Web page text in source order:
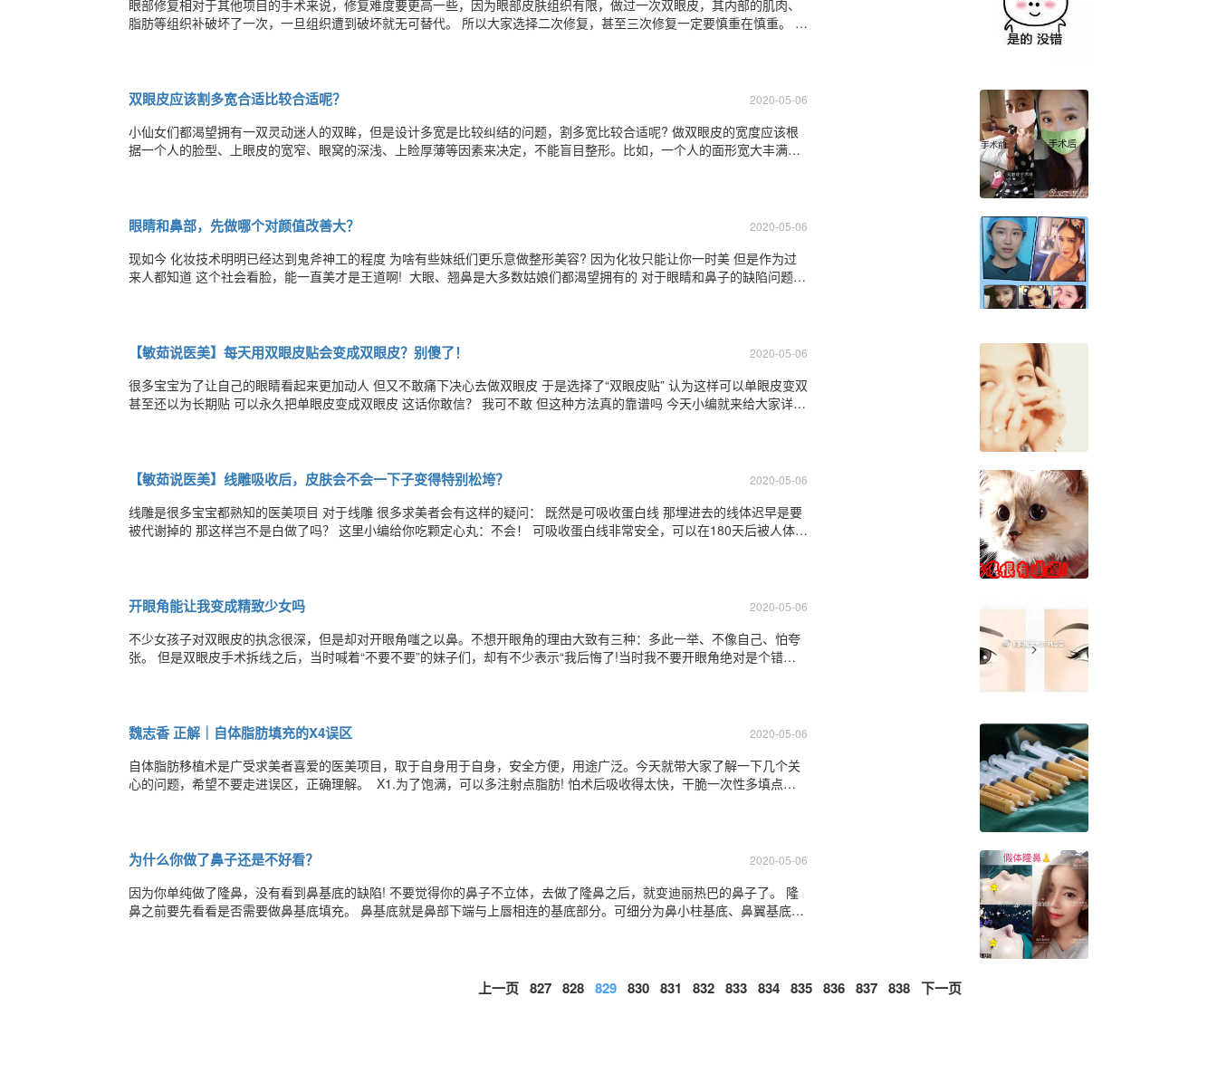
眼部修复相对于其他项目的手术来说，修复难度要更高一些，因为眼部皮肤组织有限，做过一次双眼皮，其内部的肌肉、
脂肪等组织补破坏了一次，一旦组织遭到破坏就无可替代。 所以大家选择二次修复，甚至三次修复一定要慎重在慎重。
双眼皮应该割多宽合适比较合适呢？ 2020-05-06
小仙女们都渴望拥有一双灵动迷人的双眸，但是设计多宽是比较纠结的问题，割多宽比较合适呢? 做双眼皮的宽度应该根
据一个人的脸型、上眼皮的宽窄、眼窝的深浅、上睑厚薄等因素来决定，不能盲目整形。比如，一个人的面形宽大丰满，
眼睛和鼻部，先做哪个对颜值改善大？ 2020-05-06
现如今 化妆技术明明已经达到鬼斧神工的程度 为啥有些妹纸们更乐意做整形美容? 因为化妆只能让你一时美 但是作为过
来人都知道 这个社会看脸，能一直美才是王道啊! ​ 大眼、翘鼻是大多数姑娘们都渴望拥有的 对于眼睛和鼻子的缺陷问题
【敏茹说医美】每天用双眼皮贴会变成双眼皮？别傻了！ 2020-05-06
很多宝宝为了让自己的眼睛看起来更加动人 但又不敢痛下决心去做双眼皮 于是选择了“双眼皮贴” 认为这样可以单眼皮变双
甚至还以为长期贴 可以永久把单眼皮变成双眼皮 这话你敢信？ 我可不敢 但这种方法真的靠谱吗 今天小编就来给大家详细
【敏茹说医美】线雕吸收后，皮肤会不会一下子变得特别松垮？ 2020-05-06
线雕是很多宝宝都熟知的医美项目 对于线雕 很多求美者会有这样的疑问： 既然是可吸收蛋白线 那埋进去的线体迟早是要
被代谢掉的 那这样岂不是白做了吗？ 这里小编给你吃颗定心丸：不会！ 可吸收蛋白线非常安全，可以在180天后被人体彻
开眼角能让我变成精致少女吗 2020-05-06
不少女孩子对双眼皮的执念很深，但是却对开眼角嗤之以鼻。不想开眼角的理由大致有三种：多此一举、不像自己、怕夸
张。 但是双眼皮手术拆线之后，当时喊着“不要不要”的妹子们，却有不少表示“我后悔了!当时我不要开眼角绝对是个错误!”
魏志香 正解｜自体脂肪填充的X4误区 2020-05-06
​​自体脂肪移植术是广受求美者喜爱的医美项目，取于自身用于自身，安全方便，用途广泛。今天就带大家了解一下几个关
心的问题，希望不要走进误区，正确理解。 ​ X1.为了饱满，可以多注射点脂肪! 怕术后吸收得太快，干脆一次性多填点儿?
为什么你做了鼻子还是不好看？ 2020-05-06
因为你单纯做了隆鼻，没有看到鼻基底的缺陷! 不要觉得你的鼻子不立体，去做了隆鼻之后，就变迪丽热巴的鼻子了。 隆
鼻之前要先看看是否需要做鼻基底填充。 鼻基底就是鼻部下端与上唇相连的基底部分。可细分为鼻小柱基底、鼻翼基底和
上一页 827 828 829 830 831 832 833 834 835 836 837 838 下一页